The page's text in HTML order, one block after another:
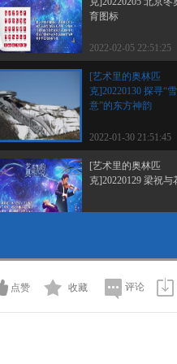
育图标
2022-02-05 22:51:25
[艺术里的奥林匹
克]20220130 探寻“
意”的东方神韵
2022-01-30 21:51:45
[艺术里的奥林匹
克]20220129 梁祝与
2022-01-24 09:34:08
点赞 收藏 评论